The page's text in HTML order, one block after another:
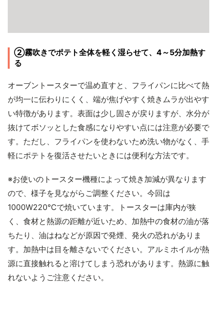
②霧吹きでポテト全体を軽く湿らせて、4～5分加熱す
る
オーブントースターで温め直すと、フライパンに比べて熱
が均一に伝わりにくく、端が焦げやすく焼きムラが出やす
い特徴があります。表面は少し固さが戻りますが、水分が
抜けてボソッとした食感になりやすい点には注意が必要で
す。ただし、フライパンを使わないため洗い物がなく、手
軽にポテトを復活させたいときには便利な方法です。
※お使いのトースター機種によって焼き加減が異なります
ので、様子を見ながらご調整ください。今回は
1000W220℃で焼いています。トースターは庫内が狭
く、食材と熱源の距離が近いため、加熱中の食材の油が落
ちたり、油はねなどが原因で発煙、発火の恐れがありま
す。加熱中は目を離さないでください。アルミホイルが熱
源に直接触れると溶けてしまう恐れがあります。熱源に触
れないようご注意ください。